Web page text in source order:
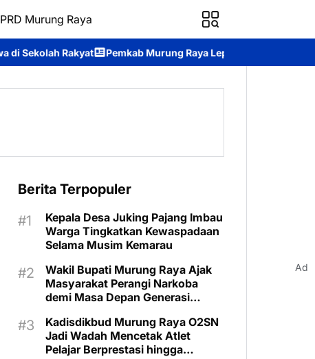
Murung Raya
Murung Raya Lepas Kontingen Pramuka ke Jambore
Berita Terpopuler
Kepala Desa Juking Pajang Imbau
Warga Tingkatkan Kewaspadaan
Selama Musim Kemarau
Wakil Bupati Murung Raya Ajak
Masyarakat Perangi Narkoba
demi Masa Depan Generasi
Kadisdikbud Murung Raya O2SN
Jadi Wadah Mencetak Atlet
Pelajar Berprestasi hingga
Ad